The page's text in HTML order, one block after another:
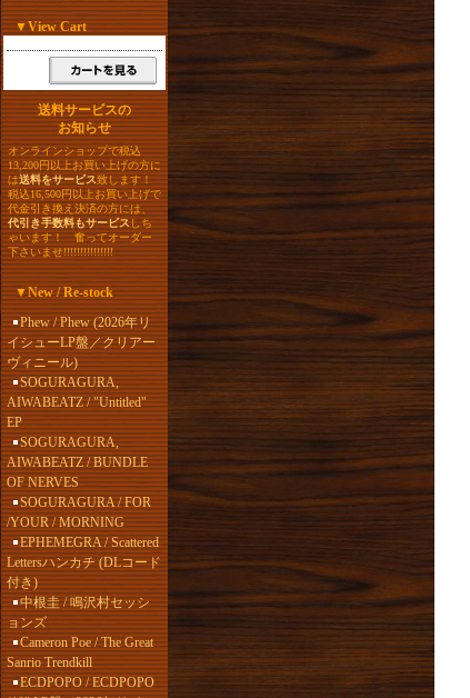
▼View Cart
送料サービスの
お知らせ
オンラインショップで税込
13,200円以上お買い上げの方に
は送料をサービス致します！
税込16,500円以上お買い上げで
代金引き換え決済の方には、
代引き手数料もサービスしち
ゃいます！ 奮ってオーダー
下さいませ!!!!!!!!!!!!!!!
▼New / Re-stock
Phew / Phew (2026年リ
イシューLP盤／クリアー
ヴィニール)
SOGURAGURA,
AIWABEATZ / "Untitled"
EP
SOGURAGURA,
AIWABEATZ / BUNDLE
OF NERVES
SOGURAGURA / FOR
/YOUR / MORNING
EPHEMEGRA / Scattered
Lettersハンカチ (DLコード
付き)
中根圭 / 鳴沢村セッシ
ョンズ
Cameron Poe / The Great
Sanrio Trendkill
ECDPOPO / ECDPOPO